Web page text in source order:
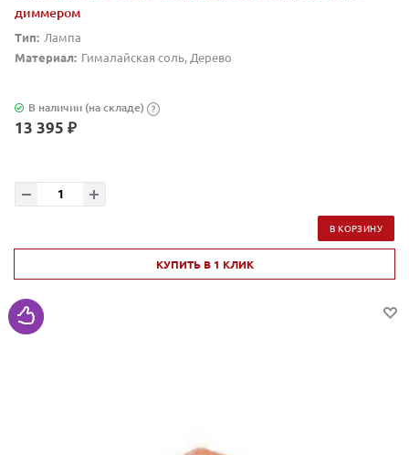
диммером
Тип: Лампа
Материал: Гималайская соль, Дерево
В наличии (на складе) ?
13 395 ₽
В КОРЗИНУ
КУПИТЬ В 1 КЛИК